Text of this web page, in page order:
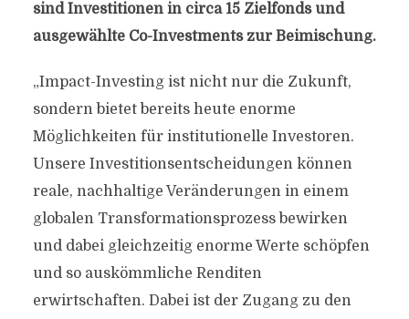
sind Investitionen in circa 15 Zielfonds und
ausgewählte Co-Investments zur Beimischung.
„Impact-Investing ist nicht nur die Zukunft,
sondern bietet bereits heute enorme
Möglichkeiten für institutionelle Investoren.
Unsere Investitionsentscheidungen können
reale, nachhaltige Veränderungen in einem
globalen Transformationsprozess bewirken
und dabei gleichzeitig enorme Werte schöpfen
und so auskömmliche Renditen
erwirtschaften. Dabei ist der Zugang zu den